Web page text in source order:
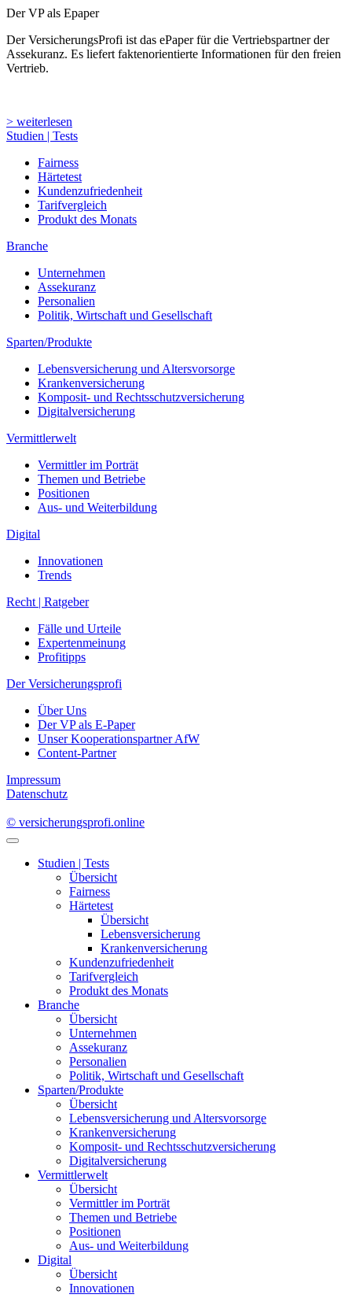
> weiterlesen
Studien | Tests
Kundenzufriedenheit
Tarifvergleich
Produkt des Monats
Branche
Unternehmen
Assekuranz
Personalien
Politik, Wirtschaft und Gesellschaft
Sparten/Produkte
Lebensversicherung und Altersvorsorge
Krankenversicherung
Komposit- und Rechtsschutzversicherung
Digitalversicherung
Vermittlerwelt
Vermittler im Porträt
Themen und Betriebe
Positionen
Aus- und Weiterbildung
Digital
Innovationen
Trends
Expertenmeinung
Profitipps
Der Versicherungsprofi
Über Uns
Der VP als E-Paper
Unser Kooperationspartner AfW
Content-Partner
Impressum
Datenschutz
© versicherungsprofi.online
Studien | Tests
Fairness
Härtetest
Lebensversicherung
Krankenversicherung
Kundenzufriedenheit
Tarifvergleich
Produkt des Monats
Übersicht
Unternehmen
Assekuranz
Personalien
Politik, Wirtschaft und Gesellschaft
Sparten/Produkte
Übersicht
Lebensversicherung und Altersvorsorge
Krankenversicherung
Komposit- und Rechtsschutzversicherung
Digitalversicherung
Vermittlerwelt
Übersicht
Vermittler im Porträt
Themen und Betriebe
Positionen
Aus- und Weiterbildung
Digital
Übersicht
Innovationen
Trends
Recht | Ratgeber
Übersicht
Fälle und Urteile
Expertenmeinung